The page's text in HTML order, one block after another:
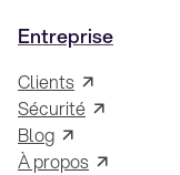
Entreprise
Clients
Sécurité
Blog
À propos